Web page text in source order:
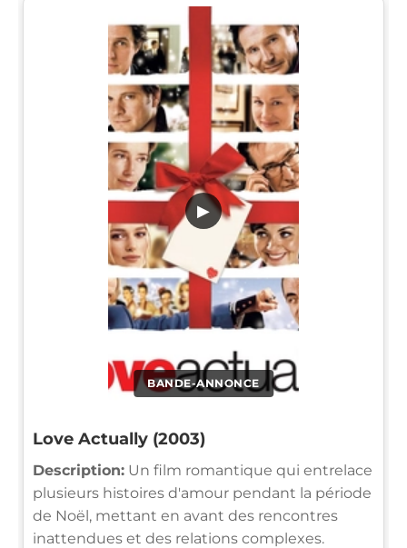
BANDE-ANNONCE
▶
Love Actually (2003)
Description: Un film romantique qui entrelace
plusieurs histoires d'amour pendant la période
de Noël, mettant en avant des rencontres
inattendues et des relations complexes.